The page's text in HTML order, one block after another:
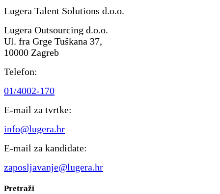
Lugera Talent Solutions d.o.o.
Lugera Outsourcing d.o.o.
Ul. fra Grge Tuškana 37,
10000 Zagreb
Telefon:
01/4002-170
E-mail za tvrtke:
info@lugera.hr
E-mail za kandidate:
zaposljavanje@lugera.hr
Pretraži